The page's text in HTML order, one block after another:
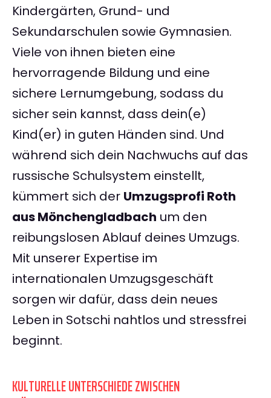
Kindergärten, Grund- und
Sekundarschulen sowie Gymnasien.
Viele von ihnen bieten eine
hervorragende Bildung und eine
sichere Lernumgebung, sodass du
sicher sein kannst, dass dein(e)
Kind(er) in guten Händen sind. Und
während sich dein Nachwuchs auf das
russische Schulsystem einstellt,
kümmert sich der Umzugsprofi Roth
aus Mönchengladbach um den
reibungslosen Ablauf deines Umzugs.
Mit unserer Expertise im
internationalen Umzugsgeschäft
sorgen wir dafür, dass dein neues
Leben in Sotschi nahtlos und stressfrei
beginnt.
KULTURELLE UNTERSCHIEDE ZWISCHEN